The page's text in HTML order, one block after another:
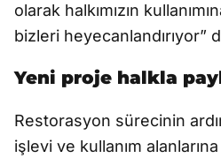
olarak halkımızın
bizleri heyecanlandırıyor”
Yeni proje halkla
Restorasyon sürecinin
işlevi ve kullanım